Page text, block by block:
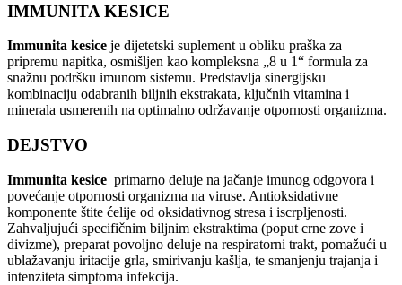
IMMUNITA KESICE
Immunita kesice je dijetetski suplement u obliku praška za
pripremu napitka, osmišljen kao kompleksna „8 u 1“ formula za
snažnu podršku imunom sistemu. Predstavlja sinergijsku
kombinaciju odabranih biljnih ekstrakata, ključnih vitamina i
minerala usmerenih na optimalno održavanje otpornosti organizma.
DEJSTVO
Immunita kesice primarno deluje na jačanje imunog odgovora i
povećanje otpornosti organizma na viruse. Antioksidativne
komponente štite ćelije od oksidativnog stresa i iscrpljenosti.
Zahvaljujući specifičnim biljnim ekstraktima (poput crne zove i
divizme), preparat povoljno deluje na respiratorni trakt, pomažući u
ublažavanju iritacije grla, smirivanju kašlja, te smanjenju trajanja i
intenziteta simptoma infekcija.